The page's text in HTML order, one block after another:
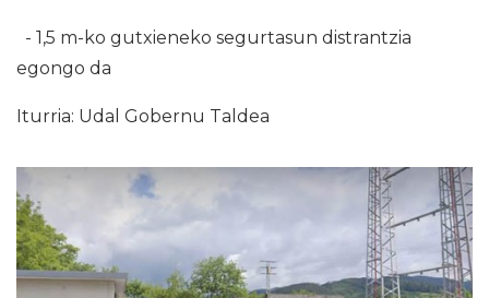
- 1,5 m-ko gutxieneko segurtasun distrantzia
egongo da
Iturria: Udal Gobernu Taldea